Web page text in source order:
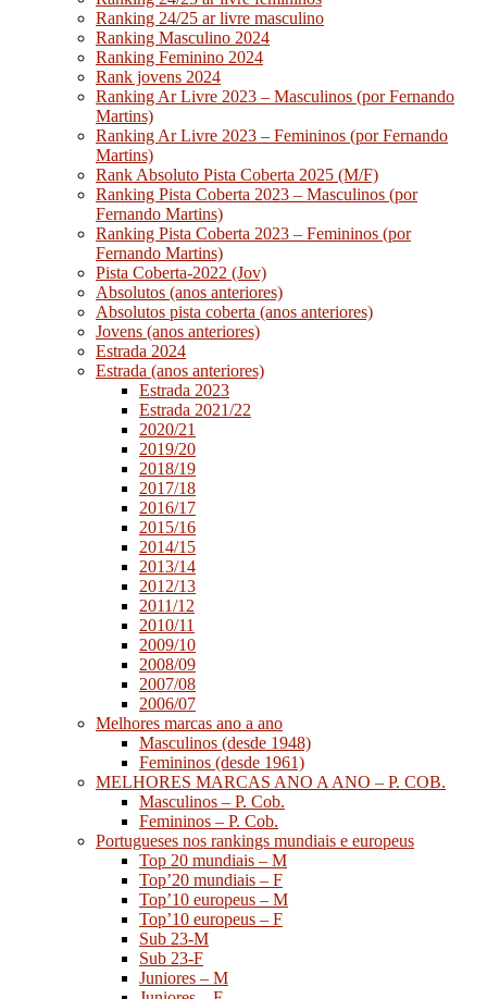
Ranking 24/25 ar livre masculino
Ranking Masculino 2024
Ranking Feminino 2024
Rank jovens 2024
Ranking Ar Livre 2023 – Masculinos (por Fernando
Martins)
Ranking Ar Livre 2023 – Femininos (por Fernando
Martins)
Rank Absoluto Pista Coberta 2025 (M/F)
Ranking Pista Coberta 2023 – Masculinos (por
Fernando Martins)
Ranking Pista Coberta 2023 – Femininos (por
Fernando Martins)
Pista Coberta-2022 (Jov)
Absolutos (anos anteriores)
Absolutos pista coberta (anos anteriores)
Jovens (anos anteriores)
Estrada 2024
Estrada (anos anteriores)
Estrada 2023
Estrada 2021/22
2020/21
2019/20
2018/19
2017/18
2016/17
2015/16
2014/15
2013/14
2012/13
2011/12
2010/11
2009/10
2008/09
2007/08
2006/07
Melhores marcas ano a ano
Masculinos (desde 1948)
Femininos (desde 1961)
MELHORES MARCAS ANO A ANO – P. COB.
Masculinos – P. Cob.
Femininos – P. Cob.
Portugueses nos rankings mundiais e europeus
Top 20 mundiais – M
Top’20 mundiais – F
Top’10 europeus – M
Top’10 europeus – F
Sub 23-M
Sub 23-F
Juniores – M